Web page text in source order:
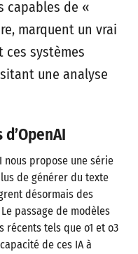
capables de «
marquent un vrai
ces systèmes
une analyse
nous propose une série
de générer du texte
désormais des
passage de modèles
récents tels que o1 et o3
de ces IA à